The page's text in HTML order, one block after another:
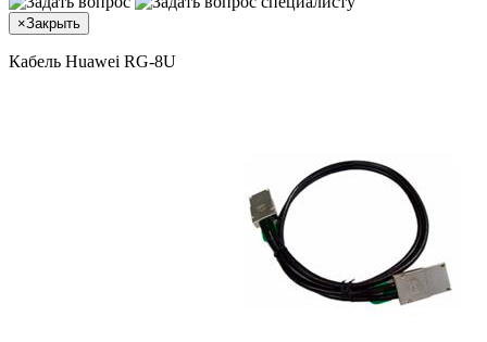
×Закрыть
Кабель Huawei RG-8U